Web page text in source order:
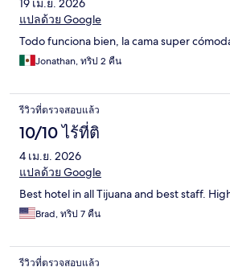
19 เม.ย. 2026
แปลด้วย Google
Todo funciona bien, la cama super
Jonathan, ทริป 2 คืน
รีวิวที่ตรวจสอบแล้ว
10/10 ไร้ที่ติ
4 เม.ย. 2026
แปลด้วย Google
Best hotel in all Tijuana and best staff.
Brad, ทริป 7 คืน
รีวิวที่ตรวจสอบแล้ว